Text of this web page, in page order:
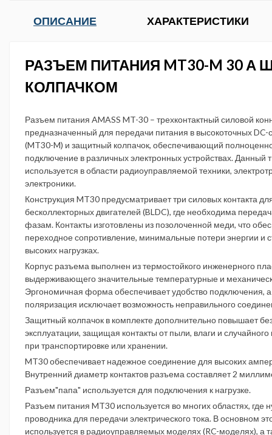
ОПИСАНИЕ ХАРАКТЕРИСТИКИ
РАЗЪЕМ ПИТАНИЯ MT30-M 30 А
КОЛПАЧКОМ
Разъем питания AMASS MT-30 – трехконтактный силовой
предназначенный для передачи питания в высокоточных
(MT30-M) и защитный колпачок, обеспечивающий
подключение в различных электронных устройствах. Данный
используется в области радиоуправляемой техники,
электроники.
Конструкция MT30 предусматривает три силовых контакта
бесколлекторных двигателей (BLDC), где необходима
фазам. Контакты изготовлены из позолоченной меди, что
переходное сопротивление, минимальные потери энергии и
высоких нагрузках.
Корпус разъема выполнен из термостойкого инженерного
выдерживающего значительные температурные и
Эргономичная форма обеспечивает удобство подключения, а
поляризация исключает возможность неправильного
Защитный колпачок в комплекте дополнительно повышает
эксплуатации, защищая контакты от пыли, влаги и случайного
при транспортировке или хранении.
MT30 обеспечивает надежное соединение для высоких
Внутренний диаметр контактов разъема составляет 2
Разъем"папа" используется для подключения к нагрузке.
Разъем питания MT30 используется во многих областях, где
проводника для передачи электрического тока. В основном
используется в радиоуправляемых моделях (RC-моделях), а